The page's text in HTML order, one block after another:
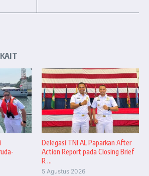
Delegasi TNI AL Paparkan After
Action Report pada Closing Brief
R ...
5 Agustus 2026